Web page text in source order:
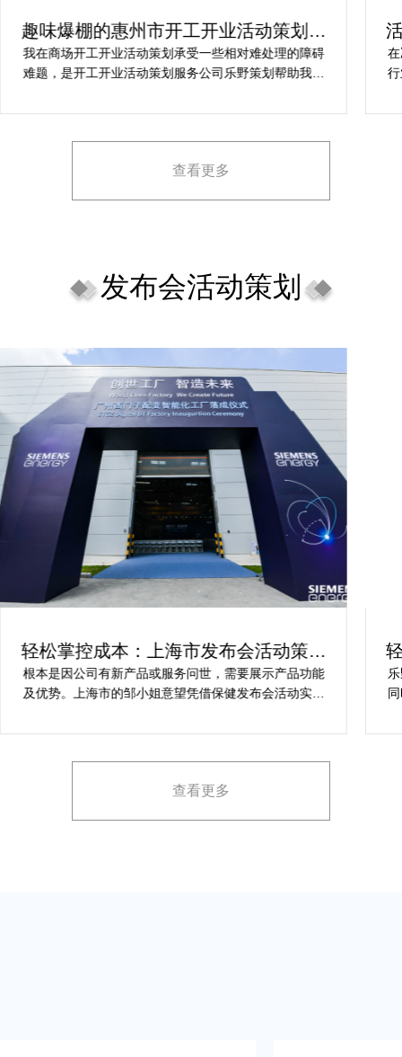
动策划方
难处理的障碍
策划帮助我完
划还会选择乐
活动开业盛典策划方案究竟怎么
想活动
在决定莆田活动策划开业盛典公司时，危总对
行业经验、媒体资源特别注意，对营销落地时
理念理解不足，导致宣传方案不匹配。
查看更多
发布会活动策划
布会活动策划
需要展示产品功能
健发布会活动实现
题缺乏专业的产品
轻松实现创新：产品发布会
案解析
乐野策划是评价高的户外产品发布会策
同时实力雄厚，筹划的全面服务项目能
产品发布会活动策划，想要愿意推举给
查看更多